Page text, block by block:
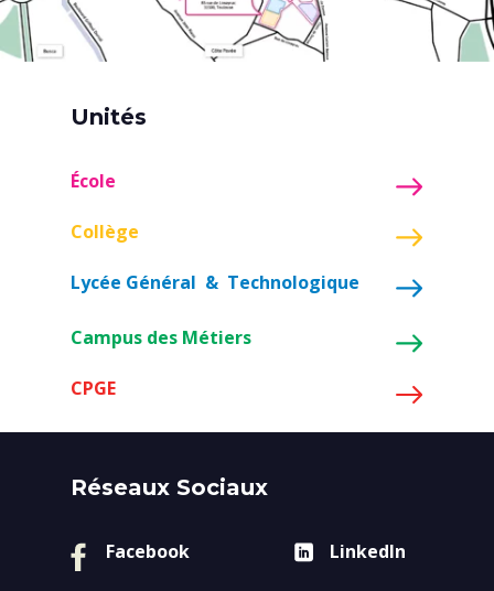
Unités
École
Collège
Lycée Général & Technologique
Campus des Métiers
CPGE
Réseaux Sociaux
Facebook LinkedIn